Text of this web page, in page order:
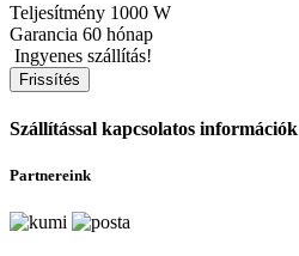
Teljesítmény 1000 W
Garancia 60 hónap
Ingyenes szállítás!
Szállítással kapcsolatos információk
Partnereink